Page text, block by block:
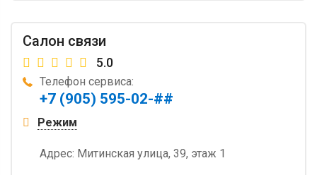
Салон связи
5.0
Телефон сервиса:
+7 (905) 595-02-##
Режим
Адрес: Митинская улица, 39, этаж 1